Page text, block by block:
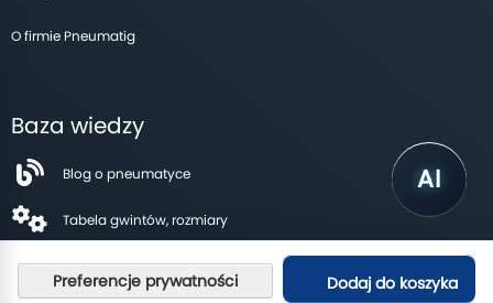
Dodaj do koszyka
O firmie Pneumatig
Baza wiedzy
Blog o pneumatyce
Tabela gwintów, rozmiary